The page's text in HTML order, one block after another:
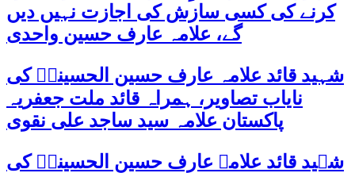
کرنے کی کسی سازش کی اجازت نہیں دیں
گے، علامہ عارف حسین واحدی
شہید قائد علامہ عارف حسین الحسینیؒ کی
نایاب تصاویر، ہمراہ قائد ملت جعفریہ
پاکستان علامہ سید ساجد علی نقوی
شہید قائد علامہ عارف حسین الحسینیؒ کی